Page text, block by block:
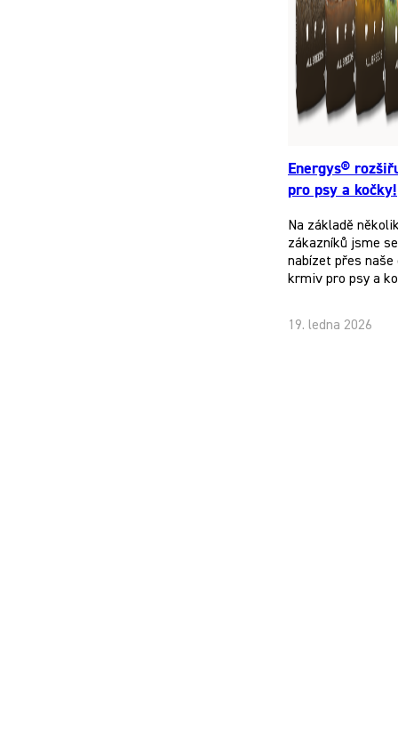
Energys®
pro psy a kočky!
Na základě
zákazníků jsme
nabízet přes
krmiv pro psy a
19. ledna 2026